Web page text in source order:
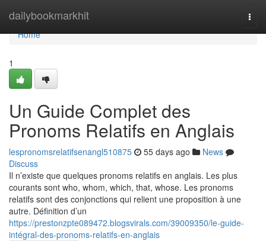
dailybookmarkhit
Home
Home
1
Un Guide Complet des
Pronoms Relatifs en Anglais
lespronomsrelatifsenangl510875 55 days ago
News
Discuss
Il n’existe que quelques pronoms relatifs en anglais. Les plus
courants sont who, whom, which, that, whose. Les pronoms
relatifs sont des conjonctions qui relient une proposition à une
autre. Définition d’un
https://prestonzpte089472.blogsvirals.com/39009350/le-guide-
intégral-des-pronoms-relatifs-en-anglais